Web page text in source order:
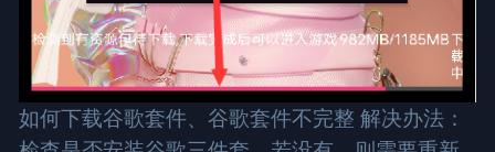
如何下载谷歌套件、谷歌套件不完整 解决办法：